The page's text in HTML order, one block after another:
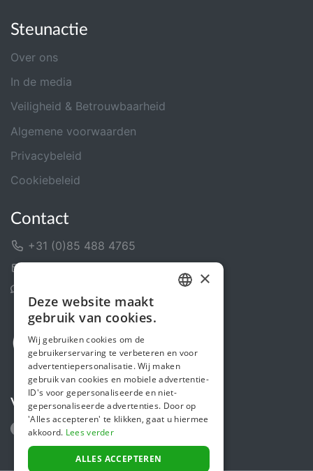
Steunactie
Over ons
In de media
Veiligheid & Betrouwbaarheid
Algemene voorwaarden
Privacybeleid
Cookiebeleid
Contact
+31 (0)85 488 4765
Volg ons
ENGLISH
×
Deze website maakt
gebruik van cookies.
Wij gebruiken cookies om de
gebruikerservaring te verbeteren en voor
advertentiepersonalisatie. Wij maken
gebruik van cookies en mobiele advertentie-
ID's voor gepersonaliseerde en niet-
gepersonaliseerde advertenties. Door op
'Alles accepteren' te klikken, gaat u hiermee
akkoord. Lees verder
ALLES ACCEPTEREN